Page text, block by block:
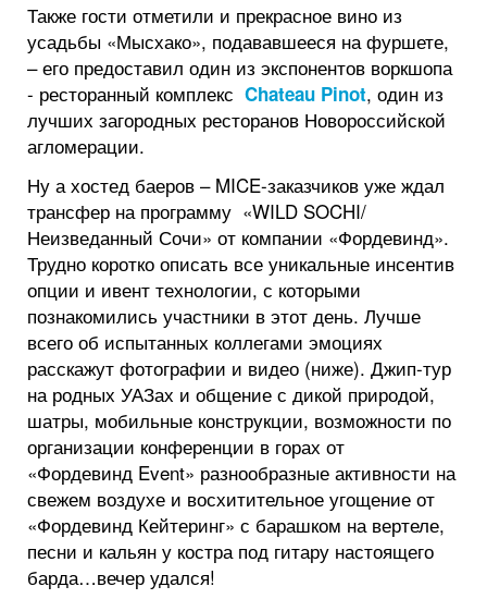
Также гости отметили и прекрасное вино из
усадьбы «Мысхако», подававшееся на фуршете,
– его предоставил один из экспонентов воркшопа
- ресторанный комплекс Chateau Pinot, один из
лучших загородных ресторанов Новороссийской
агломерации.
Ну а хостед баеров – MICE-заказчиков уже ждал
трансфер на программу «WILD SOCHI/
Неизведанный Сочи» от компании «Фордевинд».
Трудно коротко описать все уникальные инсентив
опции и ивент технологии, с которыми
познакомились участники в этот день. Лучше
всего об испытанных коллегами эмоциях
расскажут фотографии и видео (ниже). Джип-тур
на родных УАЗах и общение с дикой природой,
шатры, мобильные конструкции, возможности по
организации конференции в горах от
«Фордевинд Event» разнообразные активности на
свежем воздухе и восхитительное угощение от
«Фордевинд Кейтеринг» с барашком на вертеле,
песни и кальян у костра под гитару настоящего
барда…вечер удался!